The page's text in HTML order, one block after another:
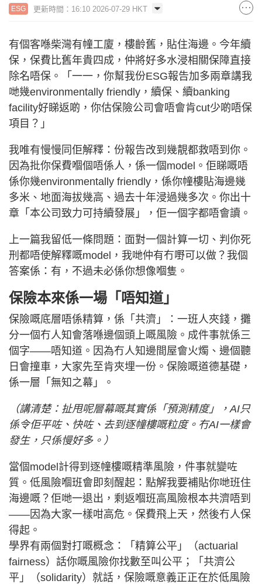
ESG 更新時間：16:10 2026-07-29 HKT
有個客喺柴灣有幢工廈，樓齡舊，貼住海邊。今年續
保，保費比舊年貴四成，仲將好多水浸相關保障直接
除名唔保。「一一，你幫我份ESG報告加多兩章講我
哋幾environmentally friendly，續保、續banking
facility好睇返啲，你估保險公司會唔會肯cut少啲唔保
項目？」
我唯有慢慢同佢解釋：份報告改到幾靚都救唔到你。
因為批你保費嗰個唔係人，係一個model。佢睇嘅唔
係你幾environmentally friendly，係你幢樓貼海邊幾
多米、地面海拔幾高、過去十年浸過幾多次。你出十
章「本公司致力可持續發展」，佢一個字都唔會讀。
上一篇我留低一條問題：面對一個計算一切、判你死
刑都唔使解釋嘅model，我哋仲有冇嘢可以做？我個
答案係：有，不過未必係你想像嗰隻。
保險本來係一場「唔知道」
保險嘅底層唔係精算，係「共濟」：一班人夾錢，攤
分一個冇人知會落喺邊個頭上嘅風險。成件事就係三
個字——唔知道。因為冇人知邊間屋會火燭、邊個聽
日會撞車，大家先至肯夾埋一份。保險嘅道德基礎，
係一層「無知之幕」。
（講清楚：扯甩呢層幕嘅其實係「預測精度」，AI只
係令佢平咗、快咗、去到逐幢樓嘅粒度。冇AI一樣會
發生，只係慢好多。）
當個model計得到逐幢樓嘅精準風險，件事就變咗
質。低風險嗰班會即刻醒起：點解我要補貼你哋班住
海邊嘅？佢哋一退出，剩返嗰班高風險根本共濟唔到
——因為大家一樣咁高危。保費飛上天，然後冇人保
得起。
學界有兩個對打嘅概念：「精算公平」（actuarial
fairness）話你嘅風險你找數至叫公平；「共濟公
平」（solidarity）就話，保險嘅意義正正在於低風險